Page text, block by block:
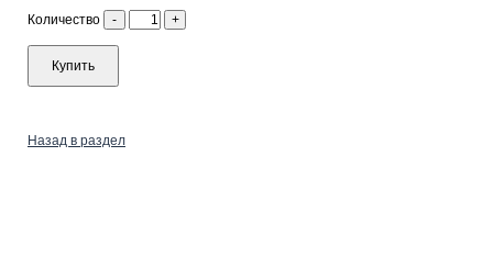
Количество - +
Купить
Назад в раздел